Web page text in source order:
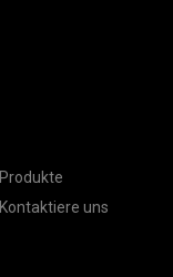
Produkte
Kontaktiere uns